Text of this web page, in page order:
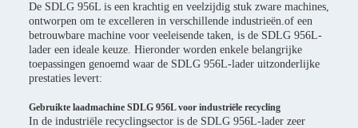
De SDLG 956L is een krachtig en veelzijdig stuk zware machines,
ontworpen om te excelleren in verschillende industrieën.of een
betrouwbare machine voor veeleisende taken, is de SDLG 956L-
lader een ideale keuze. Hieronder worden enkele belangrijke
toepassingen genoemd waar de SDLG 956L-lader uitzonderlijke
prestaties levert:
Gebruikte laadmachine SDLG 956L voor industriële recycling
In de industriële recyclingsector is de SDLG 956L-lader zeer